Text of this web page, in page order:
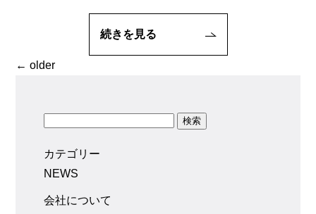
続きを見る
← older
カテゴリー
NEWS
会社について